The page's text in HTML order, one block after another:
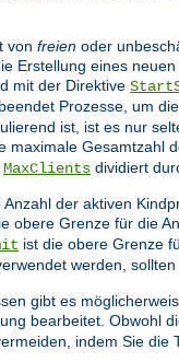
von freien oder
Erstellung eines
mit der Direktive
Prozesse, um
ist, ist es nur
maximale Gesamtzahl
MaxClients dividiert
der aktiven
obere Grenze für die
ist die obere Grenze
werden,
gibt es
bearbeitet. Obwohl
indem Sie